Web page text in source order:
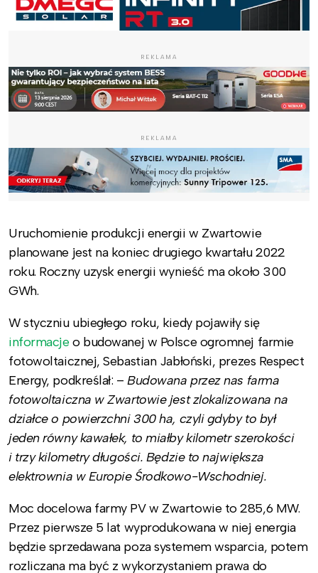
REKLAMA
REKLAMA
Uruchomienie produkcji energii w Zwartowie
planowane jest na koniec drugiego kwartału 2022
roku. Roczny uzysk energii wynieść ma około 300
GWh.
W styczniu ubiegłego roku, kiedy pojawiły się
informacjeo budowanej w Polsce ogromnej farmie
fotowoltaicznej, Sebastian Jabłoński, prezes Respect
Energy, podkreślał: –Budowana przez nas farma
fotowoltaiczna w Zwartowie jest zlokalizowana na
działce o powierzchni 300 ha, czyli gdyby to był
jeden równy kawałek, to miałby kilometr szerokości
i trzy kilometry długości. Będzie to największa
elektrownia w Europie Środkowo-Wschodniej.
Moc docelowa farmy PV w Zwartowie to 285,6 MW.
Przez pierwsze 5 lat wyprodukowana w niej energia
będzie sprzedawana poza systemem wsparcia, potem
rozliczana ma być z wykorzystaniem prawa do